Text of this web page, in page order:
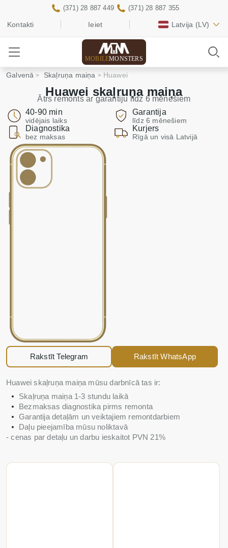
Kontakti Ieiet Latvija (LV)
(371) 28 887 449 (371) 28 887 355
MOBILEMONSTERS
Galvenā Skaļruņa maiņa Huawei
Huawei skaļruņa maiņa
Ātrs remonts ar garantiju līdz 6 mēnešiem
40-90 min
vidējais laiks
Garantija
līdz 6 mēnešiem
Diagnostika
bez maksas
Kurjers
Rīgā un visā Latvijā
Rakstīt Telegram Rakstīt WhatsApp
Huawei skaļruņa maiņa mūsu darbnīcā tas ir:
Skaļruņa maiņa 1-3 stundu laikā
Bezmaksas diagnostika pirms remonta
Garantija detaļām un veiktajiem remontdarbiem
Daļu pieejamība mūsu noliktavā
- cenas par detaļu un darbu ieskaitot PVN 21%